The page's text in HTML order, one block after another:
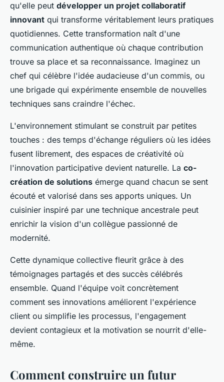
qu'elle peut développer un projet collaboratif
innovant qui transforme véritablement leurs pratiques
quotidiennes. Cette transformation naît d'une
communication authentique où chaque contribution
trouve sa place et sa reconnaissance. Imaginez un
chef qui célèbre l'idée audacieuse d'un commis, ou
une brigade qui expérimente ensemble de nouvelles
techniques sans craindre l'échec.
L'environnement stimulant se construit par petites
touches : des temps d'échange réguliers où les idées
fusent librement, des espaces de créativité où
l'innovation participative devient naturelle. La co-
création de solutions émerge quand chacun se sent
écouté et valorisé dans ses apports uniques. Un
cuisinier inspiré par une technique ancestrale peut
enrichir la vision d'un collègue passionné de
modernité.
Cette dynamique collective fleurit grâce à des
témoignages partagés et des succès célébrés
ensemble. Quand l'équipe voit concrètement
comment ses innovations améliorent l'expérience
client ou simplifie les processus, l'engagement
devient contagieux et la motivation se nourrit d'elle-
même.
Comment construire un futur